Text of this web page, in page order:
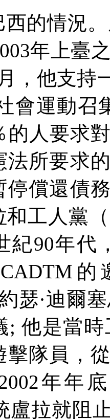
的情況
年上臺
月，他支持
會運動召
的人要求
法所要求
停償還債
工人黨（
紀90年代
CADTM 的
瑟·迪爾
; 他是當
擊隊員，
年年
盧拉就阻